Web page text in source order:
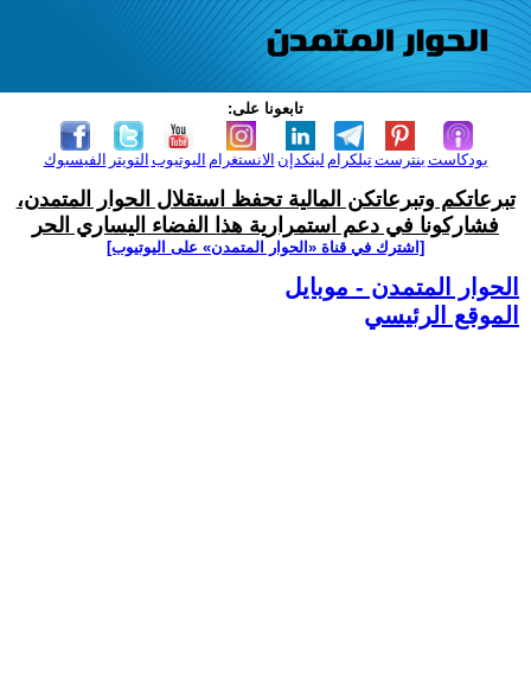
تابعونا على:
الفيسبوك التويتر اليوتيوب الانستغرام لينكدإن تيلكرامبنترست بودكاست
تبرعاتكم وتبرعاتكن المالية تحفظ استقلال الحوار المتمدن،
فشاركونا في دعم استمرارية هذا الفضاء اليساري الحر
[اشترك في قناة ‫«الحوار المتمدن» على اليوتيوب]
الحوار المتمدن - موبايل
الموقع الرئيسي